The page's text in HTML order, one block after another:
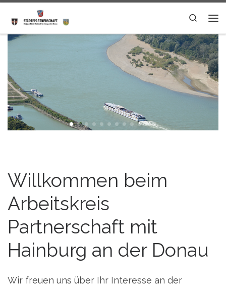
Zum Inhalt springen
Search
Willkommen beim
Arbeitskreis
Partnerschaft mit
Hainburg an der Donau
Wir freuen uns über Ihr Interesse an der